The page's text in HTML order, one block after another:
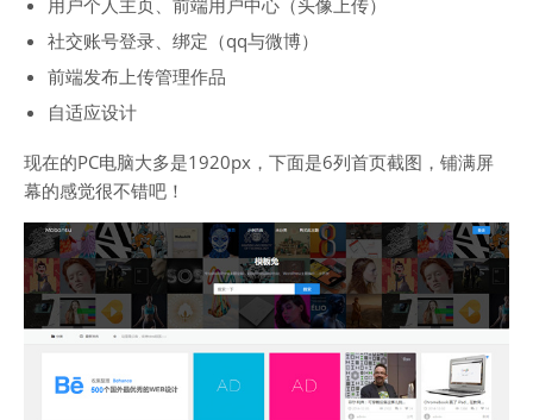
社交账号登录、绑定（qq与微博）
前端发布上传管理作品
自适应设计
现在的PC电脑大多是1920px，下面是6列首页截图，铺满屏
幕的感觉很不错吧！